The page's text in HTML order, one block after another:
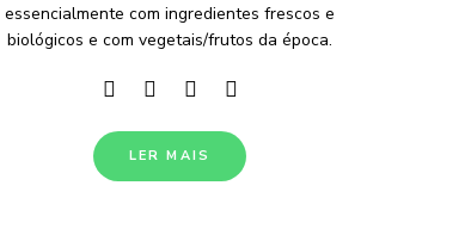
essencialmente com ingredientes frescos e
biológicos e com vegetais/frutos da época.
LER MAIS